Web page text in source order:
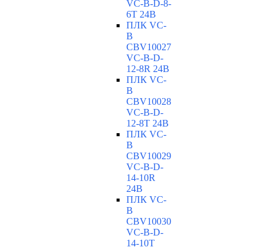
VC-В-D-8-
6T 24В
ПЛК VC-
B
CBV10027
VC-В-D-
12-8R 24В
ПЛК VC-
B
CBV10028
VC-В-D-
12-8T 24В
ПЛК VC-
B
CBV10029
VC-В-D-
14-10R
24В
ПЛК VC-
B
CBV10030
VC-В-D-
14-10T